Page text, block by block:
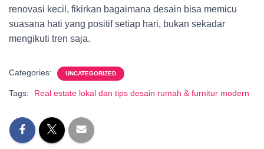
renovasi kecil, fikirkan bagaimana desain bisa memicu
suasana hati yang positif setiap hari, bukan sekadar
mengikuti tren saja.
Categories: UNCATEGORIZED
Tags: Real estate lokal dan tips desain rumah & furnitur modern